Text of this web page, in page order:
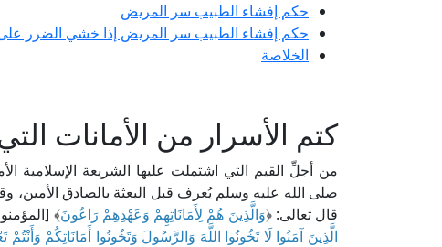
حكم إفشاء الطبيب سر المريض
حكم إفشاء الطبيب سر المريض إذا خشي الضرر على
الخلاصة
كتم الأسرار من الأمانات
من أجلِّ القيم التي اشتملت عليها الشريعة الإسلامية
صلى الله عليه وسلم يُعرف قبل البعثة بالصادق الأمين،
قال تعالى: ﴿وَالَّذِينَ هُمْ لِأَمَانَاتِهِمْ وَعَهْدِهِمْ رَاعُونَ﴾ [المؤمنون: 8]، ونهى سبحانه وتعالى عن خيانة
الَّذِينَ آمَنُوا لَا تَخُونُوا اللَّهَ وَالرَّسُولَ وَتَخُونُوا أَمَانَاتِكُمْ وَأَنْتُمْ